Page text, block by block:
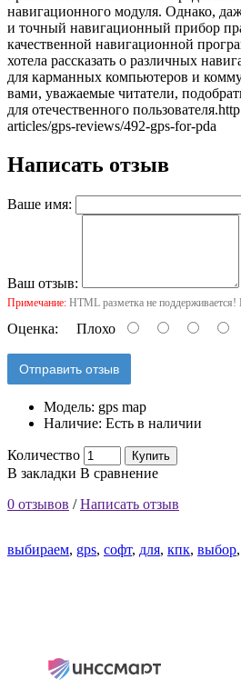
навигационного модуля. Однако,
и точный навигационный прибор
качественной навигационной
хотела рассказать о различных
для карманных компьютеров и
вами, уважаемые читатели,
для отечественного пользователя.
articles/gps-reviews/492-gps-for-pda
Написать отзыв
Ваше имя:
Ваш отзыв:
Примечание: HTML разметка не поддерживается!
Оценка: Плохо
Отправить отзыв
Модель: gps map
Наличие: Есть в наличии
Количество Купить
В закладки В сравнение
0 отзывов /Написать отзыв
выбираем, gps, софт, для, кпк, выбор,